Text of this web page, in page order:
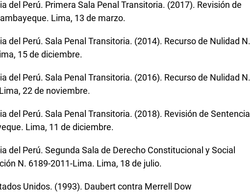
del Perú. Primera Sala Penal Transitoria. (2017). Revisión de
Lima, 13 de marzo.
del Perú. Sala Penal Transitoria. (2014). Recurso de Nulidad N.
15 de diciembre.
del Perú. Sala Penal Transitoria. (2016). Recurso de Nulidad N.
22 de noviembre.
del Perú. Sala Penal Transitoria. (2018). Revisión de Sentencia
Lima, 11 de diciembre.
del Perú. Segunda Sala de Derecho Constitucional y Social
N. 6189-2011-Lima. Lima, 18 de julio.
Unidos. (1993). Daubert contra Merrell Dow